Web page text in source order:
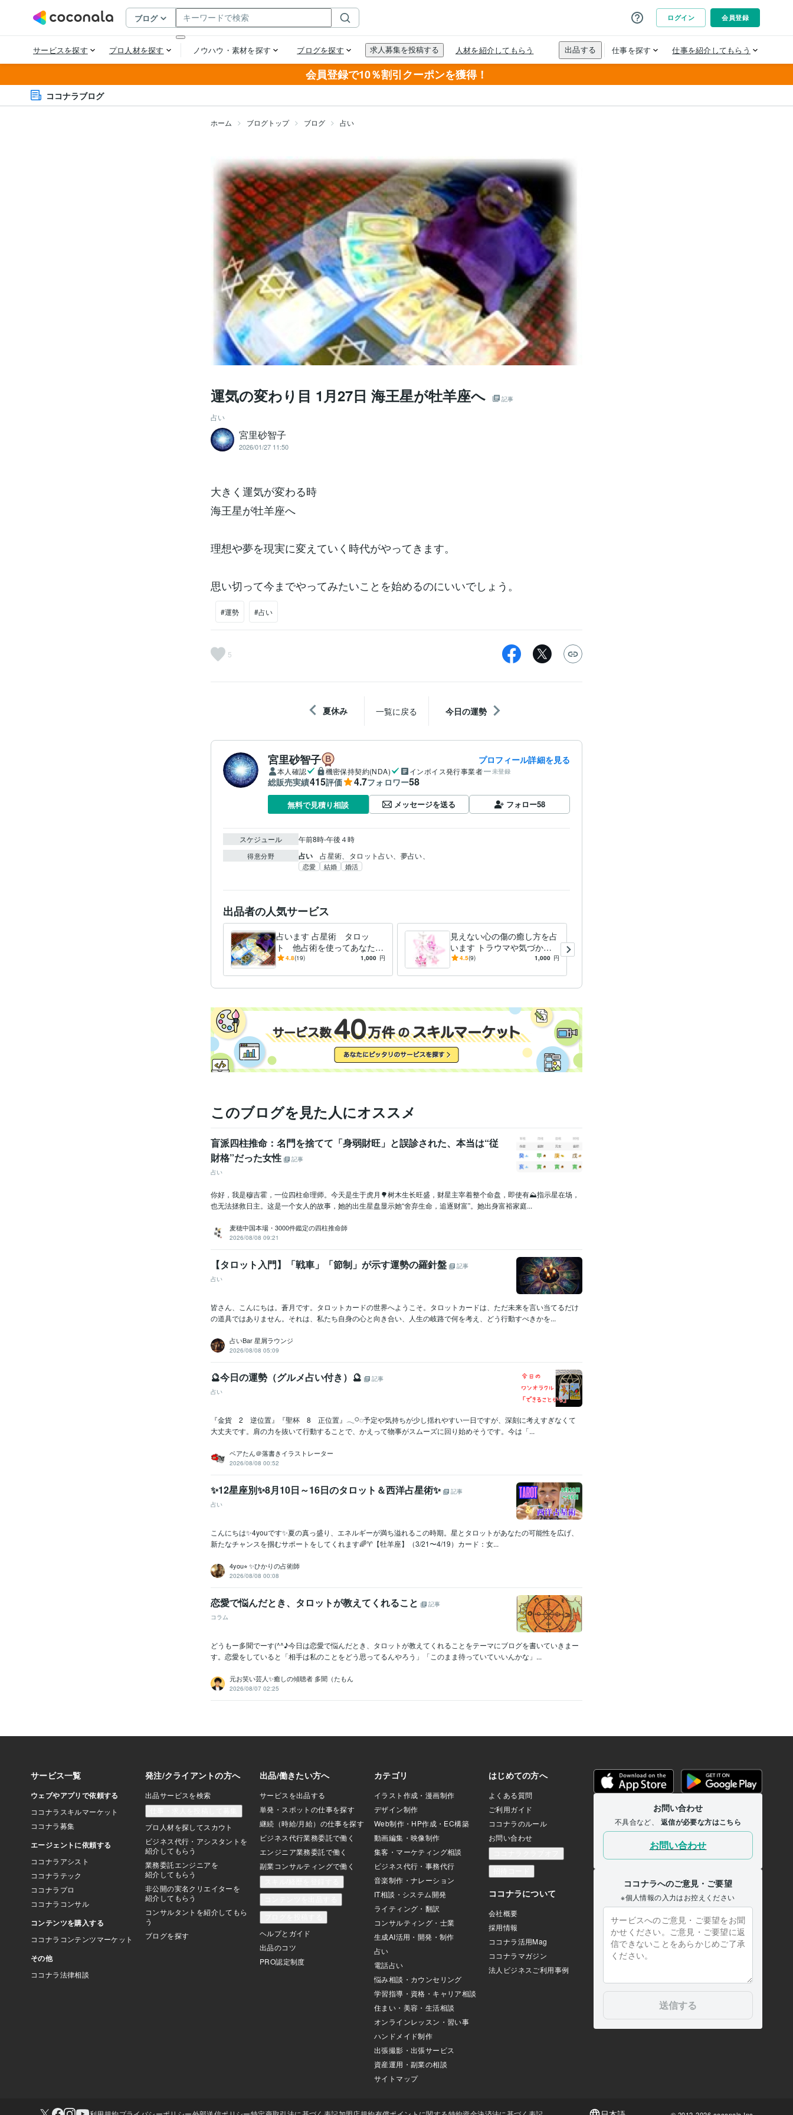
会員登録で10％割引クーポンを獲得！
ココナラブログ
ホーム ブログトップ ブログ 占い
運気の変わり目 1月27日 海王星が牡羊座へ 記事
占い
宮里砂智子
2026/01/27 11:50
大きく運気が変わる時
海王星が牡羊座へ
理想や夢を現実に変えていく時代がやってきます。
思い切って今までやってみたいことを始めるのにいいでしょう。
#運勢 #占い
5
夏休み 一覧に戻る 今日の運勢
宮里砂智子 プロフィール詳細を見る
本人確認 機密保持契約(NDA) インボイス発行事業者 未登録
総販売実績415評価 4.7フォロワー58
無料で見積り相談 メッセージを送る フォロー58
スケジュール 午前8時-午後４時
得意分野 占い 占星術、タロット占い、夢占い、
恋愛 結婚 婚活
出品者の人気サービス
占います 占星術 タロッ
ト 他占術を使ってあなたの
悩みにお答えします
4.8(19) 1,000 円
見えない心の傷の癒し方を占
います トラウマや気づかな
い心の傷を占いでヒーリング
4.5(9) 1,000 円
このブログを見た人にオススメ
盲派四柱推命：名門を捨てて「身弱財旺」と誤診された、本当は“従
財格”だった女性
記事
占い
你好，我是穆吉霍，一位四柱命理师。今天是生于虎月🌳树木生长旺盛，财星主宰着整个命盘，即使有⛰️指示星在场，
也无法拯救日主。这是一个女人的故事，她的出生星盘显示她“舍弃生命，追逐财富”。她出身富裕家庭...
麦穂中国本場・3000件鑑定の四柱推命師
2026/08/08 09:21
【タロット入門】「戦車」「節制」が示す運勢の羅針盤
記事
占い
皆さん、こんにちは。蒼月です。タロットカードの世界へようこそ。タロットカードは、ただ未来を言い当てるだけ
の道具ではありません。それは、私たち自身の心と向き合い、人生の岐路で何を考え、どう行動すべきかを...
占いBar 星屑ラウンジ
2026/08/08 05:09
🔮今日の運勢（グルメ占い付き）🔮
記事
占い
『金貨 2 逆位置』『聖杯 8 正位置』𓂃𓋪◌予定や気持ちが少し揺れやすい一日ですが、深刻に考えすぎなくて
大丈夫です。肩の力を抜いて行動することで、かえって物事がスムーズに回り始めそうです。今は「...
ベアたん＠落書きイラストレーター
2026/08/08 00:52
✨12星座別✨8月10日～16日のタロット＆西洋占星術✨
記事
占い
こんにちは✨4youです✨夏の真っ盛り、エネルギーが満ち溢れるこの時期。星とタロットがあなたの可能性を広げ、
新たなチャンスを掴むサポートをしてくれます🌈♈️【牡羊座】（3/21〜4/19）カード：女...
4you⭐︎ ✨ひかりの占術師
2026/08/08 00:08
恋愛で悩んだとき、タロットが教えてくれること
記事
コラム
どうもー多聞でーす(^^♪今日は恋愛で悩んだとき、タロットが教えてくれることをテーマにブログを書いていきまー
す。恋愛をしていると「相手は私のことをどう思ってるんやろう」「このまま待っていていいんかな」...
元お笑い芸人✨癒しの傾聴者 多聞（たもん
2026/08/07 02:25